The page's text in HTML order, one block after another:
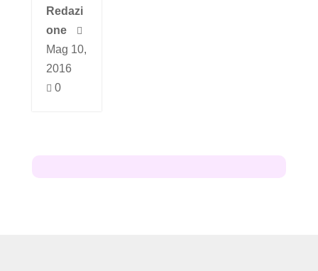
Redazi
one

Mag 10,
2016
 0